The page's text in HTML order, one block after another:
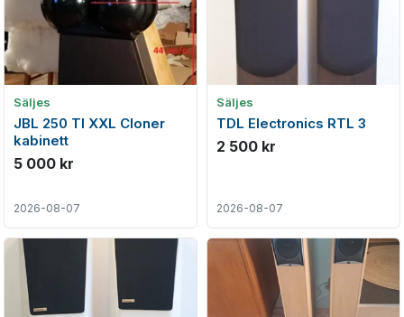
Säljes
JBL 250 TI XXL Cloner
kabinett
5 000 kr
2026-08-07
Säljes
TDL Electronics RTL 3
2 500 kr
2026-08-07